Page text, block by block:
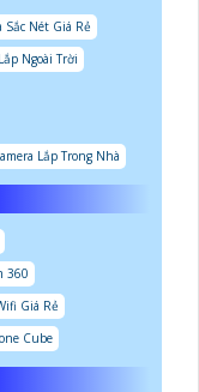
Sắc Nét Giá Rẻ
Ngoài Trời
Lắp Trong Nhà
360
Giá Rẻ
Cube